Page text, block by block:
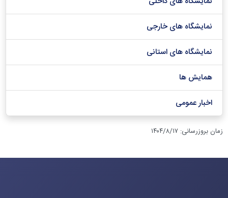
نمایشگاه های خارجی
نمایشگاه های استانی
همایش ها
اخبار عمومی
زمان بروزرسانی:۱۴۰۴/۸/۱۷